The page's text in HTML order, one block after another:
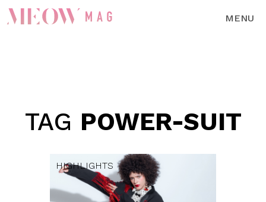
MENU
TAG POWER-SUIT
HIGHLIGHTS